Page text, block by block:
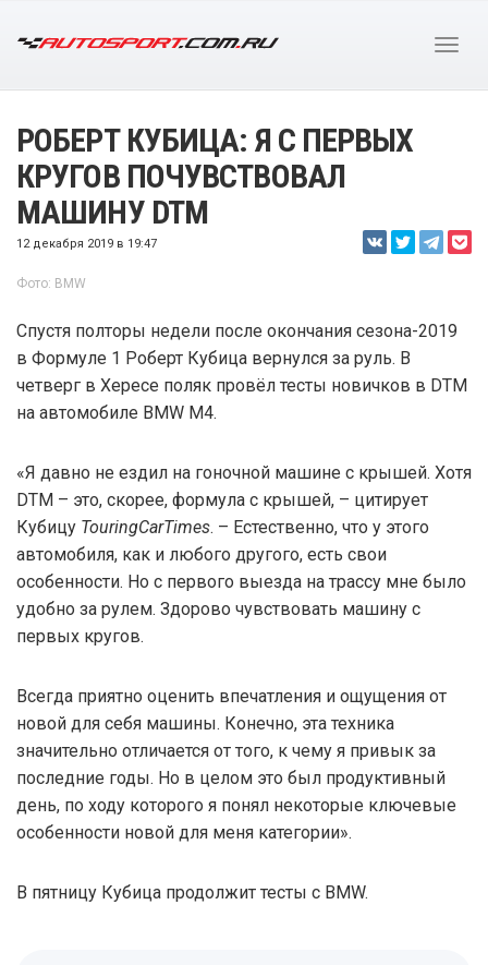
РОБЕРТ КУБИЦА: Я С ПЕРВЫХ
КРУГОВ ПОЧУВСТВОВАЛ
МАШИНУ DTM
12 декабря 2019 в 19:47
Фото: BMW
Спустя полторы недели после окончания сезона-2019
в Формуле 1 Роберт Кубица вернулся за руль. В
четверг в Хересе поляк провёл тесты новичков в DTM
на автомобиле BMW M4.
«Я давно не ездил на гоночной машине с крышей. Хотя
DTM – это, скорее, формула с крышей, – цитирует
Кубицу TouringCarTimes. – Естественно, что у этого
автомобиля, как и любого другого, есть свои
особенности. Но с первого выезда на трассу мне было
удобно за рулем. Здорово чувствовать машину с
первых кругов.
Всегда приятно оценить впечатления и ощущения от
новой для себя машины. Конечно, эта техника
значительно отличается от того, к чему я привык за
последние годы. Но в целом это был продуктивный
день, по ходу которого я понял некоторые ключевые
особенности новой для меня категории».
В пятницу Кубица продолжит тесты с BMW.